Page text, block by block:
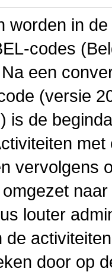
worden in
codes
een
(versie
is de
vervolgens
louter
de
door op